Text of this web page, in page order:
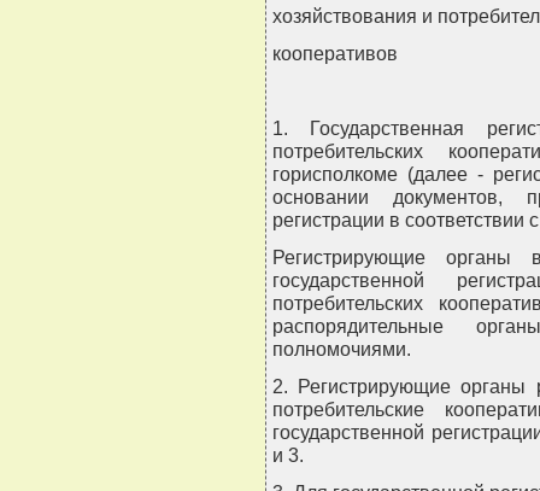
хозяйствования и
кооперативов
1. Государственная
потребительских
горисполкоме (далее -
основании документов,
регистрации в
Регистрирующие органы
государственной
потребительских
распорядительные
полномочиями.
2. Регистрирующие органы
потребительские
государственной
и 3.